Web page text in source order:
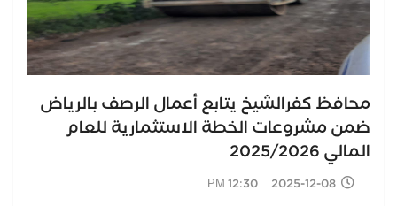
محافظ كفرالشيخ يتابع أعمال الرصف بالرياض
ضمن مشروعات الخطة الاستثمارية للعام
المالي 2025/2026
2025-12-08 12:30 PM